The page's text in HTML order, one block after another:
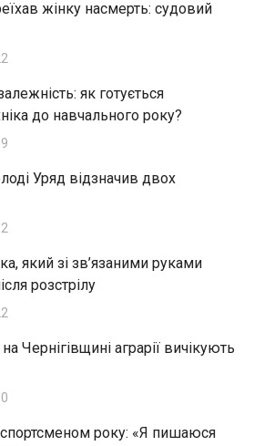
жінку насмерть: судовий
як готується
до навчального року?
Уряд відзначив двох
який зі зв’язаними руками
розстрілу
Чернігівщині аграрії вичікують
року: «Я пишаюся